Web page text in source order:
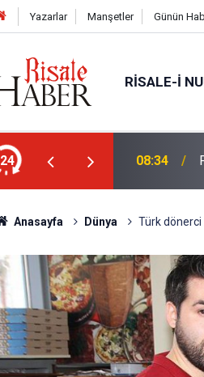
Yazarlar Manşetler Günün
RISALE-I
24 08:34
Anasayfa Dünya Türk